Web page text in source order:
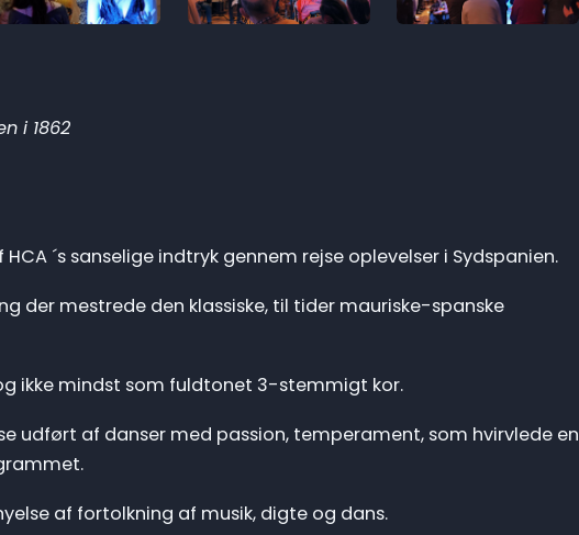
i 1862
´s sanselige indtryk gennem rejse oplevelser i Sydspanien.
der mestrede den klassiske, til tider mauriske-spanske
ikke mindst som fuldtonet 3-stemmigt kor.
udført af danser med passion, temperament, som hvirvlede en
af fortolkning af musik, digte og dans.